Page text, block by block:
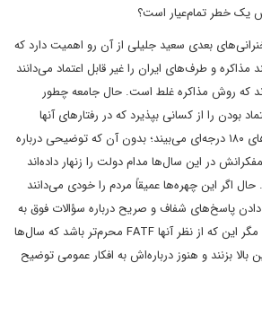
بعدی سعید جلیلی از آن رو اهمیت دارد که
مذاکره و طرف‌های ایران را غیر قابل اعتماد می‌دانند
که روش مذاکره غلط است. حال جامعه چطور
بودن را از کسانی بپذیرد که در رفتارهای آنها
چرخش‌ها و تفاوت‌ رویکردهای ۱۸۰ درجه‌ای می‌بیند؛ بدون آن که توضیحی درباره
در این سال‌‌ها مدام دولت را زنهار داده‌اند
اگر این چهره‌ها عمیقاً مردم را خودی می‌دانند
پاسخ‌های شفاف و صریح درباره سؤالات فوق به
افکار عمومی مشخص کنند. مگر این که از نظر آنها FATF محرم‌تر باشد که سال‌ها
بالا بزنند و هنوز درباره‌اش به افکار عمومی توضیح